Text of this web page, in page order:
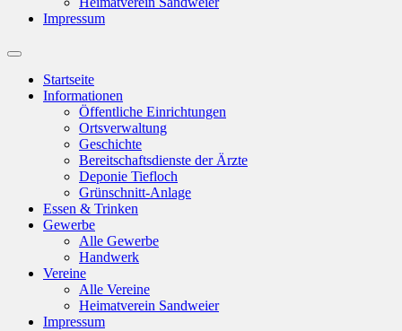
Impressum
Suchfeld
ein-/ausblenden
Startseite
Informationen
Öffentliche Einrichtungen
Ortsverwaltung
Geschichte
Bereitschaftsdienste der Ärzte
Deponie Tiefloch
Grünschnitt-Anlage
Essen & Trinken
Gewerbe
Alle Gewerbe
Handwerk
Vereine
Alle Vereine
Heimatverein Sandweier
Impressum